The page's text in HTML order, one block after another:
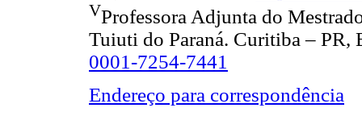
VProfessora Adjunta do
Tuiuti do Paraná. Curitiba –
0001-7254-7441
Endereço para correspondência